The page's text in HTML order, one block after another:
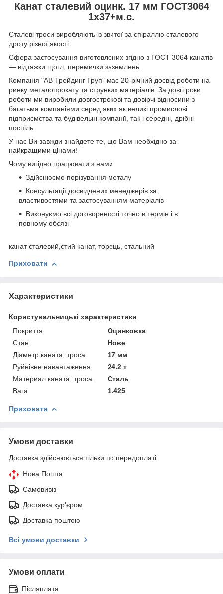
Канат сталевий оцинк. 17 мм ГОСТ3064
1x37+м.с.
Сталеві троси виробляють із звитої за спіраллю сталевого
дроту різної якості.
Сфера застосування виготовлених згідно з ГОСТ 3064 канатів
— відтяжки щогл, перемички заземлень.
Компанія "АВ Трейдинг Груп" має 20-річний досвід роботи на
ринку металопрокату та струнких матеріалів. За довгі роки
роботи ми виробили довгострокові та довірчі відносини з
багатьма компаніями серед яких як великі промислові
підприємства та будівельні компанії, так і середні, дрібні
поспіль.
У нас Ви завжди знайдете те, що Вам необхідно за
найкращими цінами!
Чому вигідно працювати з нами:
Здійснюємо порізування металу
Консультації досвідчених менеджерів за
властивостями та застосуванням матеріалів
Виконуємо всі договореності точно в термін і в
повному обсязі
канат сталевий,стий канат, торець, стальний
Приховати
Характеристики
Користувальницькі характеристики
Покриття
Оцинковка
Стан
Нове
Діаметр каната, троса
17 мм
Руйнівне навантаження
24.2 т
Материал каната, троса
Сталь
Вага
1.425
Приховати
Умови доставки
Доставка здійснюється тільки по передоплаті.
Нова Пошта
Самовивіз
Доставка кур'єром
Доставка поштою
Всі умови доставки
Умови оплати
Післяплата